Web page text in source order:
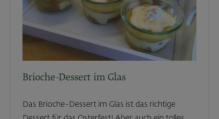
Brioche-Dessert im Glas
Das Brioche-Dessert im Glas ist das richtige